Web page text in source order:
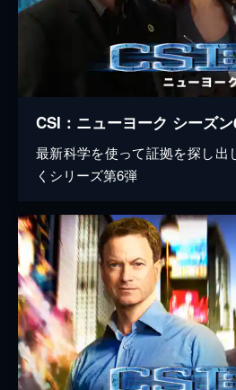
CSI：ニューヨーク シーズ
最新科学を使って証拠を探し出
くシリーズ第6弾